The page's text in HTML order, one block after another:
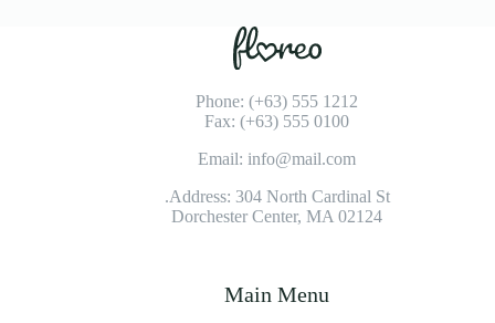
Phone: (+63) 555 1212
Fax: (+63) 555 0100
Email: info@mail.com
Address: 304 North Cardinal St.
Dorchester Center, MA 02124
Main Menu